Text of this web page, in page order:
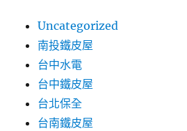
Uncategorized
南投鐵皮屋
台中水電
台中鐵皮屋
台北保全
台南鐵皮屋